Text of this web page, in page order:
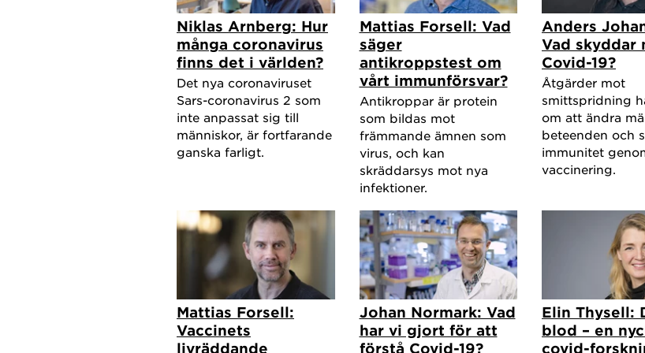
Niklas Arnberg: Hur
många coronavirus
finns det i världen?
Det nya coronaviruset
Sars-coronavirus 2 som
inte anpassat sig till
människor, är fortfarande
ganska farligt.
Mattias Forsell: Vad
säger
antikroppstest om
vårt immunförsvar?
Antikroppar är protein
som bildas mot
främmande ämnen som
virus, och kan
skräddarsys mot nya
infektioner.
Anders
Vad skyddar
Covid-19?
Åtgärder mot
smittspridning
om att ändra
beteenden och
immunitet
vaccinering.
Mattias Forsell:
Vaccinets
livräddande
Johan Normark: Vad
har vi gjort för att
förstå Covid-19?
Elin Thysell:
blod – en
covid-